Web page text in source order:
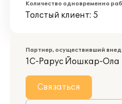
Количество одновременно
Толстый клиент: 5
Партнер, осуществивший
1С-Рарус Йошкар-Ола
Связаться